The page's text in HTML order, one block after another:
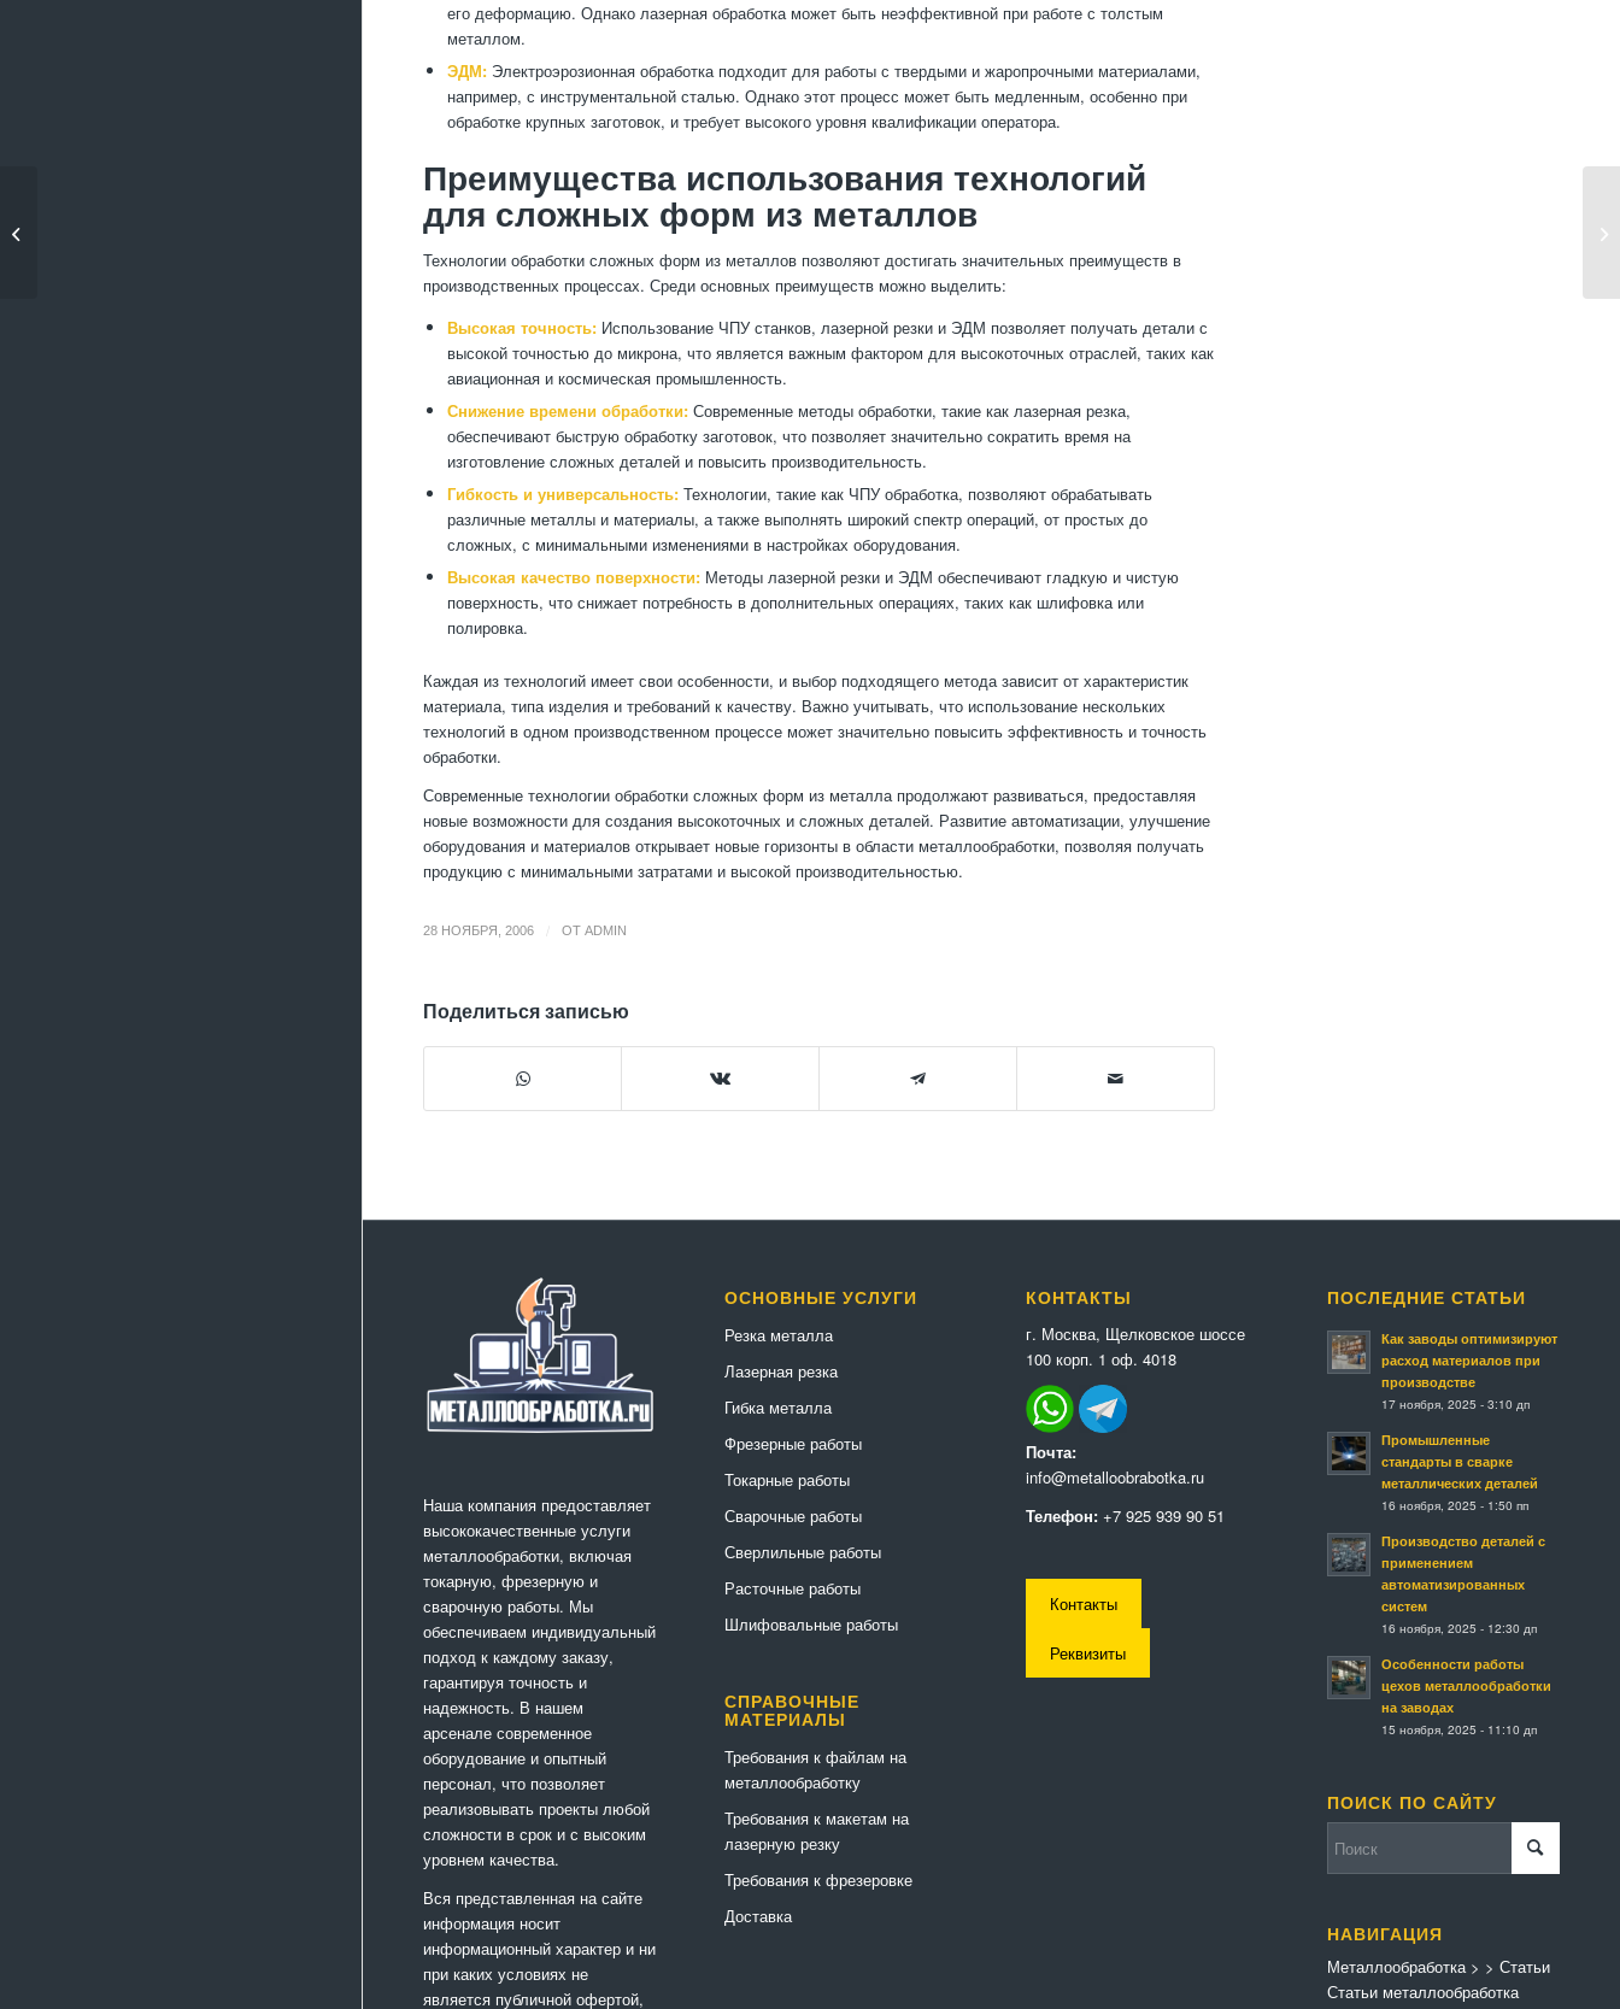
его деформацию. Однако лазерная обработка может быть неэффективной при работе с толстым
металлом.
ЭДМ: Электроэрозионная обработка подходит для работы с твердыми и жаропрочными материалами,
например, с инструментальной сталью. Однако этот процесс может быть медленным, особенно при
обработке крупных заготовок, и требует высокого уровня квалификации оператора.
Преимущества использования технологий
для сложных форм из металлов
Технологии обработки сложных форм из металлов позволяют достигать значительных преимуществ в
производственных процессах. Среди основных преимуществ можно выделить:
Высокая точность: Использование ЧПУ станков, лазерной резки и ЭДМ позволяет получать детали с
высокой точностью до микрона, что является важным фактором для высокоточных отраслей, таких как
авиационная и космическая промышленность.
Снижение времени обработки: Современные методы обработки, такие как лазерная резка,
обеспечивают быструю обработку заготовок, что позволяет значительно сократить время на
изготовление сложных деталей и повысить производительность.
Гибкость и универсальность: Технологии, такие как ЧПУ обработка, позволяют обрабатывать
различные металлы и материалы, а также выполнять широкий спектр операций, от простых до
сложных, с минимальными изменениями в настройках оборудования.
Высокая качество поверхности: Методы лазерной резки и ЭДМ обеспечивают гладкую и чистую
поверхность, что снижает потребность в дополнительных операциях, таких как шлифовка или
полировка.
Каждая из технологий имеет свои особенности, и выбор подходящего метода зависит от характеристик
материала, типа изделия и требований к качеству. Важно учитывать, что использование нескольких
технологий в одном производственном процессе может значительно повысить эффективность и точность
обработки.
Современные технологии обработки сложных форм из металла продолжают развиваться, предоставляя
новые возможности для создания высокоточных и сложных деталей. Развитие автоматизации, улучшение
оборудования и материалов открывает новые горизонты в области металлообработки, позволяя получать
продукцию с минимальными затратами и высокой производительностью.
28 НОЯБРЯ, 2006 ОТ ADMIN
Поделиться записью
Наша компания предоставляет
высококачественные услуги
металлообработки, включая
токарную, фрезерную и
сварочную работы. Мы
обеспечиваем индивидуальный
подход к каждому заказу,
гарантируя точность и
надежность. В нашем
арсенале современное
оборудование и опытный
персонал, что позволяет
реализовывать проекты любой
сложности в срок и с высоким
уровнем качества.
Вся представленная на сайте
информация носит
информационный характер и ни
при каких условиях не
является публичной офертой,
ОСНОВНЫЕ УСЛУГИ
Резка металла
Лазерная резка
Гибка металла
Фрезерные работы
Токарные работы
Сварочные работы
Сверлильные работы
Расточные работы
Шлифовальные работы
СПРАВОЧНЫЕ
МАТЕРИАЛЫ
Требования к файлам на
металлообработку
Требования к макетам на
лазерную резку
Требования к фрезеровке
Доставка
КОНТАКТЫ
г. Москва, Щелковское шоссе
100 корп. 1 оф. 4018
Почта:
info@metalloobrabotka.ru
Телефон: +7 925 939 90 51
Контакты
Реквизиты
ПОСЛЕДНИЕ СТАТЬИ
Как заводы оптимизируют
расход материалов при
производстве
17 ноября, 2025 - 3:10 дп
Промышленные
стандарты в сварке
металлических деталей
16 ноября, 2025 - 1:50 пп
Производство деталей с
применением
автоматизированных
систем
16 ноября, 2025 - 12:30 дп
Особенности работы
цехов металлообработки
на заводах
15 ноября, 2025 - 11:10 дп
ПОИСК ПО САЙТУ
НАВИГАЦИЯ
Металлообработка>
Статьи металлообработка
> Статьи